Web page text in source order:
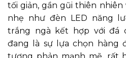
tối giản, gần gũi thiên
nhẹ như đèn LED năng
trắng ngà kết hợp với đá
đang là sự lựa chọn hàng